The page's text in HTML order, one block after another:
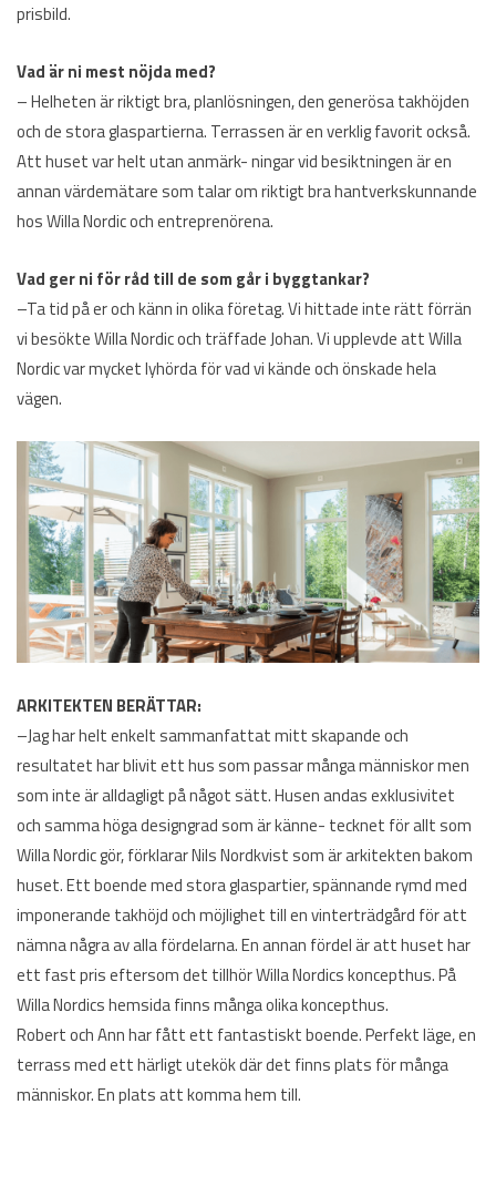
prisbild.
Vad är ni mest nöjda med?
– Helheten är riktigt bra, planlösningen, den generösa takhöjden
och de stora glaspartierna. Terrassen är en verklig favorit också.
Att huset var helt utan anmärk- ningar vid besiktningen är en
annan värdemätare som talar om riktigt bra hantverkskunnande
hos Willa Nordic och entreprenörena.
Vad ger ni för råd till de som går i byggtankar?
–Ta tid på er och känn in olika företag. Vi hittade inte rätt förrän
vi besökte Willa Nordic och träffade Johan. Vi upplevde att Willa
Nordic var mycket lyhörda för vad vi kände och önskade hela
vägen.
ARKITEKTEN BERÄTTAR:
–Jag har helt enkelt sammanfattat mitt skapande och
resultatet har blivit ett hus som passar många människor men
som inte är alldagligt på något sätt. Husen andas exklusivitet
och samma höga designgrad som är känne- tecknet för allt som
Willa Nordic gör, förklarar Nils Nordkvist som är arkitekten bakom
huset. Ett boende med stora glaspartier, spännande rymd med
imponerande takhöjd och möjlighet till en vinterträdgård för att
nämna några av alla fördelarna. En annan fördel är att huset har
ett fast pris eftersom det tillhör Willa Nordics koncepthus. På
Willa Nordics hemsida finns många olika koncepthus.
Robert och Ann har fått ett fantastiskt boende. Perfekt läge, en
terrass med ett härligt utekök där det finns plats för många
människor. En plats att komma hem till.